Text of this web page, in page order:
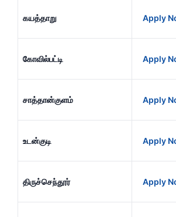
கயத்தாறு Apply
கோவில்பட்டி Apply
சாத்தான்குளம் Apply
உடன்குடி Apply
திருச்செந்தூர் Apply